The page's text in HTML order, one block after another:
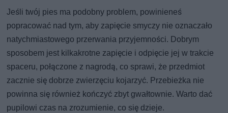
Jeśli twój pies ma podobny problem, powinieneś
popracować nad tym, aby zapięcie smyczy nie oznaczało
natychmiastowego przerwania przyjemności. Dobrym
sposobem jest kilkakrotne zapięcie i odpięcie jej w trakcie
spaceru, połączone z nagrodą, co sprawi, że przedmiot
zacznie się dobrze zwierzęciu kojarzyć. Przebieżka nie
powinna się również kończyć zbyt gwałtownie. Warto dać
pupilowi czas na zrozumienie, co się dzieje.